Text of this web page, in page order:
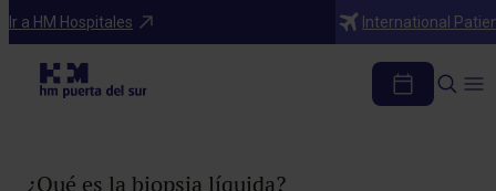
Ir a HM Hospitales International
Diagnosticos
Biopsia líquida
¿Qué es la biopsia líquida?